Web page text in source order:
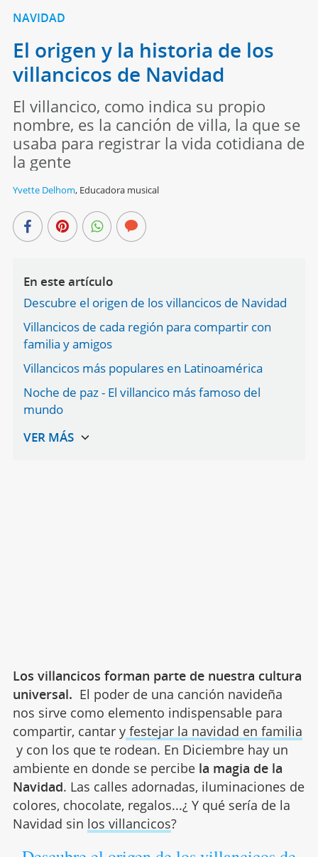
NAVIDAD
El origen y la historia de los
villancicos de Navidad
El villancico, como indica su propio
nombre, es la canción de villa, la que se
usaba para registrar la vida cotidiana de
la gente
Yvette Delhom, Educadora musical
En este artículo
Descubre el origen de los villancicos de Navidad
Villancicos de cada región para compartir con
familia y amigos
Villancicos más populares en Latinoamérica
Noche de paz - El villancico más famoso del
mundo
Los villancicos forman parte de nuestra cultura
universal. El poder de una canción navideña
nos sirve como elemento indispensable para
compartir, cantar yfestejar la navidad en familia
y con los que te rodean. En Diciembre hay un
ambiente en donde se percibela magia de la
Navidad. Las calles adornadas, iluminaciones de
colores, chocolate, regalos...¿ Y qué sería de la
Navidad sin los villancicos?